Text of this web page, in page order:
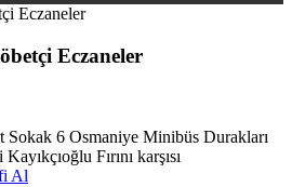
Eczaneler
Sokak 6 Osmaniye Minibüs Durakları
Fırını karşısı
Al